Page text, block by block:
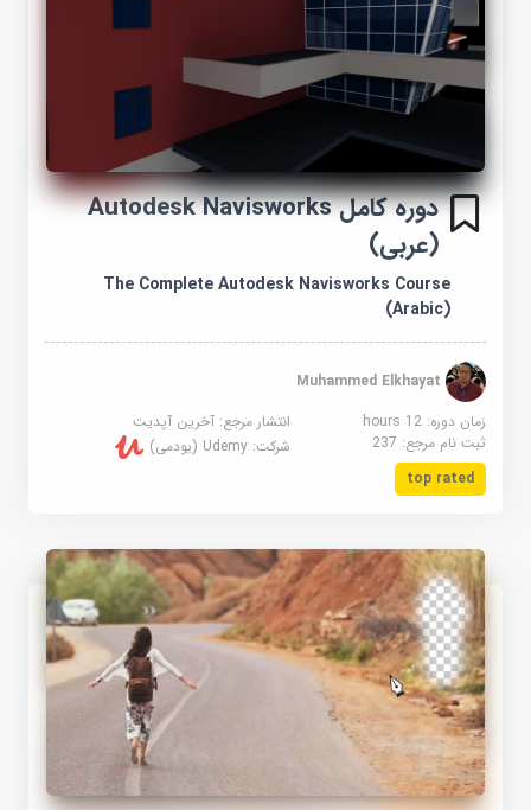
دوره کامل Autodesk Navisworks
(عربی)
The Complete Autodesk Navisworks Course
(Arabic)
Muhammed Elkhayat
زمان دوره: 12 hours
انتشار مرجع:آخرین آپدیت
ثبت نام مرجع:237 شرکت:Udemy (یودمی)
top rated